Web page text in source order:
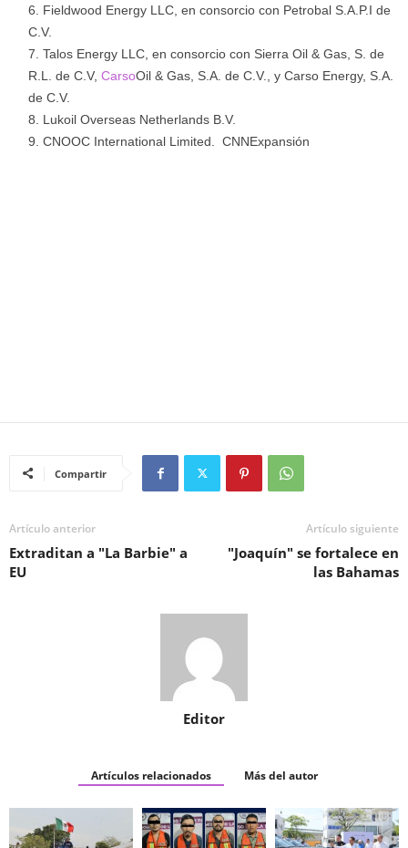
Fieldwood Energy LLC, en consorcio con Petrobal S.A.P.I de
C.V.
Talos Energy LLC, en consorcio con Sierra Oil & Gas, S. de
R.L. de C.V, CarsoOil & Gas, S.A. de C.V., y Carso Energy, S.A.
de C.V.
Lukoil Overseas Netherlands B.V.
CNOOC International Limited. CNNExpansión
Compartir
Artículo anterior
Extraditan a "La Barbie" a
EU
Artículo siguiente
"Joaquín" se fortalece en
las Bahamas
Editor
Artículos relacionados Más del autor